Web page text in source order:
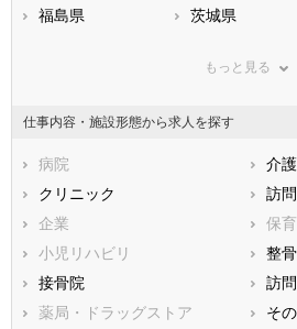
福島県 茨城県
神奈川県
石川県
福井県
静岡県
滋賀県
兵庫県
鳥取県
広島県
香川県
愛媛県
もっと見る
仕事内容・施設形態から求人を探す
病院
介
クリニック
訪
企業
保
小児リハビリ
整
接骨院
訪
薬局・ドラッグストア
そ